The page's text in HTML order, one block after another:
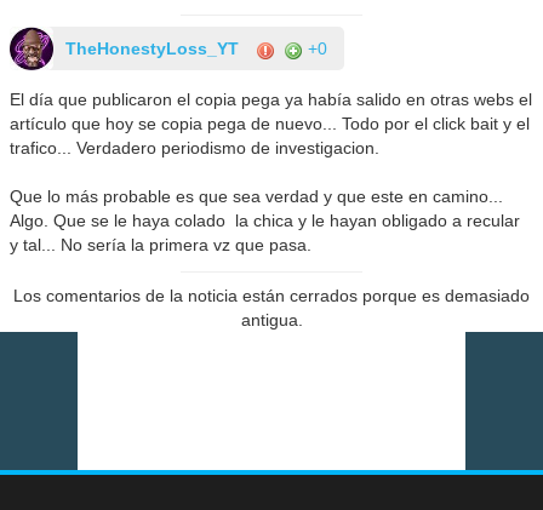
TheHonestyLoss_YT +0
El día que publicaron el copia pega ya había salido en otras webs el
artículo que hoy se copia pega de nuevo... Todo por el click bait y el
trafico... Verdadero periodismo de investigacion.
Que lo más probable es que sea verdad y que este en camino...
Algo. Que se le haya colado la chica y le hayan obligado a recular
y tal... No sería la primera vz que pasa.
Los comentarios de la noticia están cerrados porque es demasiado
antigua.